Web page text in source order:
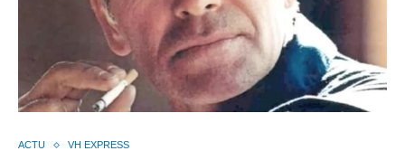
ACTU VH EXPRESS